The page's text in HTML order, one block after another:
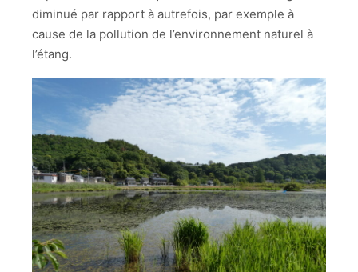
diminué par rapport à autrefois, par exemple à
cause de la pollution de l’environnement naturel à
l’étang.